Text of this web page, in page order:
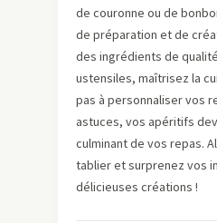
de couronne ou de
de préparation et de
des ingrédients de
ustensiles, maîtrisez la
pas à personnaliser vos
astuces, vos apéritifs
culminant de vos repas.
tablier et surprenez vos
délicieuses créations !